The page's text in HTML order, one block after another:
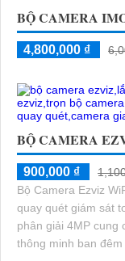
BỘ CAMERA
4,800,000 ₫
BỘ CAMERA
900,000 ₫
Bộ Camera Ezviz
quay quét giám sát
phân giải 4MP cung
thông minh ban đêm